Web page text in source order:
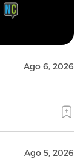
Ago 6, 2026
Ago 5, 2026